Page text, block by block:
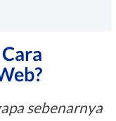
sebenarnya